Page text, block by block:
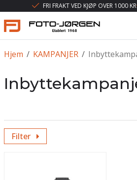
FRI FRAKT VED KJØP OVER 1000 KR
/
Hjem /
KAMPANJER
Filter